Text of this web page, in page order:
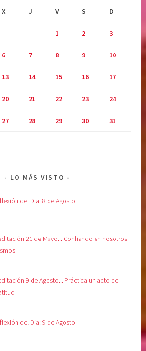
X J V S D
1 2 3
6 7 8 9 10
13 14 15 16 17
20 21 22 23 24
27 28 29 30 31
LO MÁS VISTO
del Dia: 8 de Agosto
20 de Mayo... Confiando en nosotros
9 de Agosto... Práctica un acto de
del Dia: 9 de Agosto